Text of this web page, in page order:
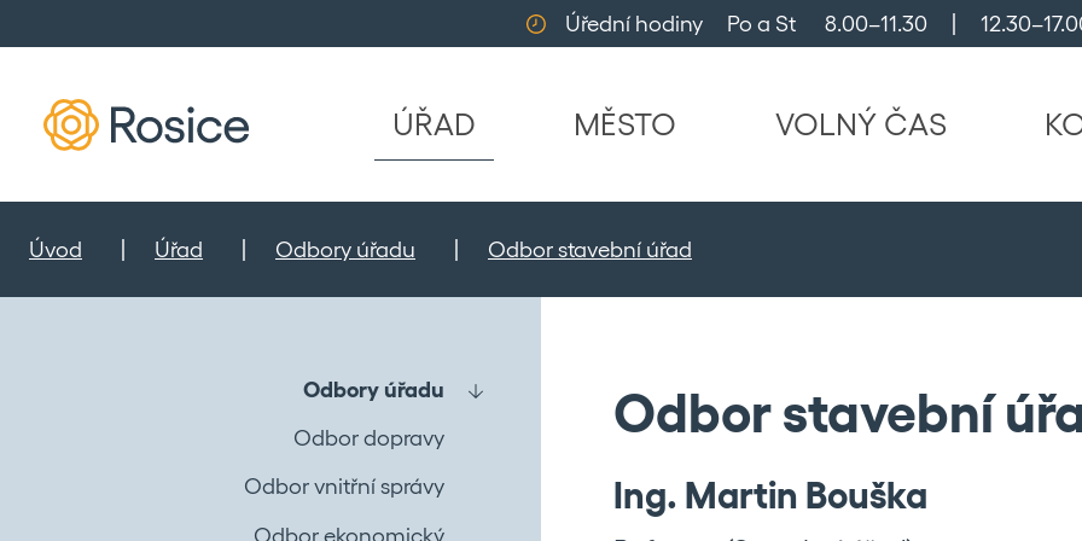
Úřední hodiny     Po a St      8.00–11.30     |
ÚŘAD MĚSTO VOLNÝ ČAS
Úvod Úřad Odbory úřadu Odbor stavební úřad
Odbor stavební
Ing. Martin Bouška
Odbory úřadu
Odbor dopravy
Odbor vnitřní správy
Odbor ekonomický